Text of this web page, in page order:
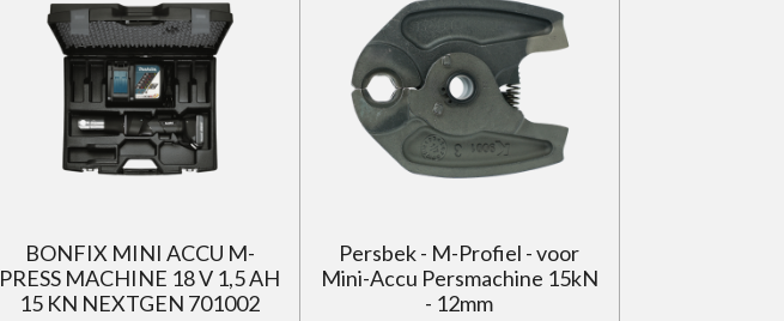
BONFIX MINI ACCU M-
PRESS MACHINE 18 V 1,5 AH
15 KN NEXTGEN 701002
Persbek - M-Profiel - voor
Mini-Accu Persmachine 15kN
- 12mm